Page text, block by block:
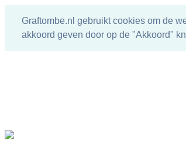
Graftombe.nl gebruikt cookies om de
akkoord geven door op de "Akkoord"